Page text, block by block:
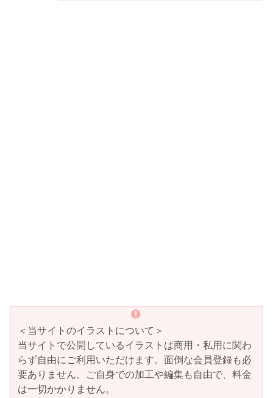
＜当サイトのイラストについて＞
当サイトで公開しているイラストは商用・私用に関わ
らず自由にご利用いただけます。面倒な会員登録も必
要ありません。ご自身での加工や編集も自由で、料金
は一切かかりません。